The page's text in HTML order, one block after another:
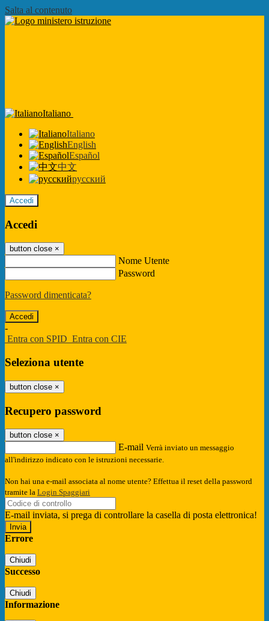
Salta al contenuto
Italiano
Italiano
English
Español
中文
русский
Accedi
Accedi
button close ×
Nome Utente
Password
Password dimenticata?
-
Entra con SPID Entra con CIE
Seleziona utente
button close ×
Recupero password
button close ×
E-mail Verrà inviato un messaggio
all'indirizzo indicato con le istruzioni necessarie.
Non hai una e-mail associata al nome utente? Effettua il reset della password
tramite la Login Spaggiari
E-mail inviata, si prega di controllare la casella di posta elettronica!
Errore
Chiudi
Successo
Chiudi
Informazione